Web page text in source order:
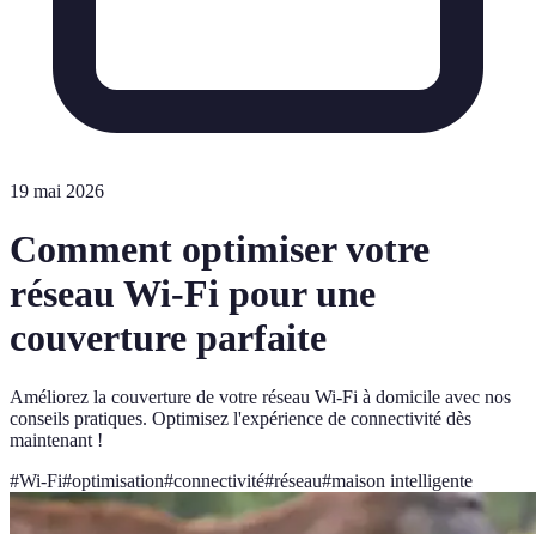
19 mai 2026
Comment optimiser votre
réseau Wi-Fi pour une
couverture parfaite
Améliorez la couverture de votre réseau Wi-Fi à domicile avec nos
conseils pratiques. Optimisez l'expérience de connectivité dès
maintenant !
#Wi-Fi#optimisation#connectivité#réseau#maison intelligente